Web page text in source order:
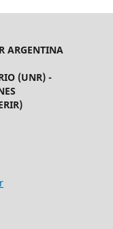
ARGENTINA
(UNR) -